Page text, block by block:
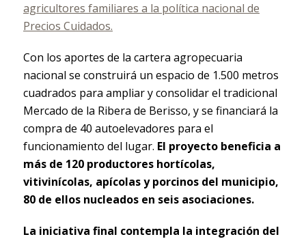
agricultores familiares a la política nacional de
Precios Cuidados.
Con los aportes de la cartera agropecuaria
nacional se construirá un espacio de 1.500 metros
cuadrados para ampliar y consolidar el tradicional
Mercado de la Ribera de Berisso, y se financiará la
compra de 40 autoelevadores para el
funcionamiento del lugar. El proyecto beneficia a
más de 120 productores hortícolas,
vitivinícolas, apícolas y porcinos del municipio,
80 de ellos nucleados en seis asociaciones.
La iniciativa final contempla la integración del